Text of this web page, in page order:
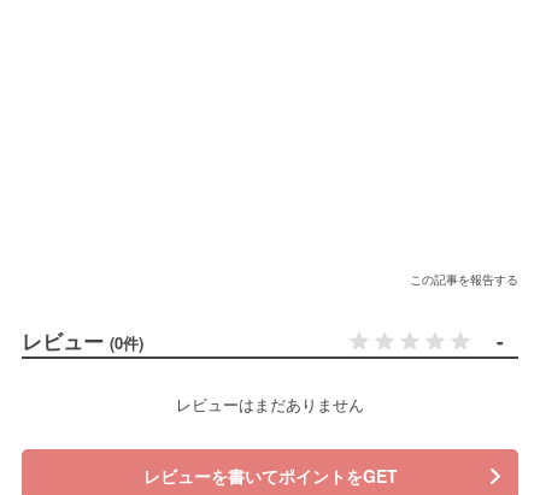
この記事を報告する
レビュー (0件) -
レビューはまだありません
レビューを書いてポイントをGET